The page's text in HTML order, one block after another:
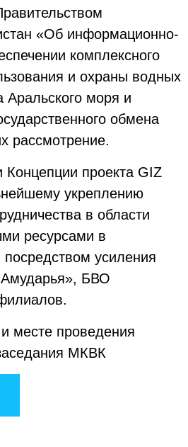
«Об информационно-
комплексного
и охраны водных
Аральского моря и
обмена
рассмотрение.
проекта GIZ
укреплению
в области
ресурсами в
усиления
БВО
месте проведения
МКВК